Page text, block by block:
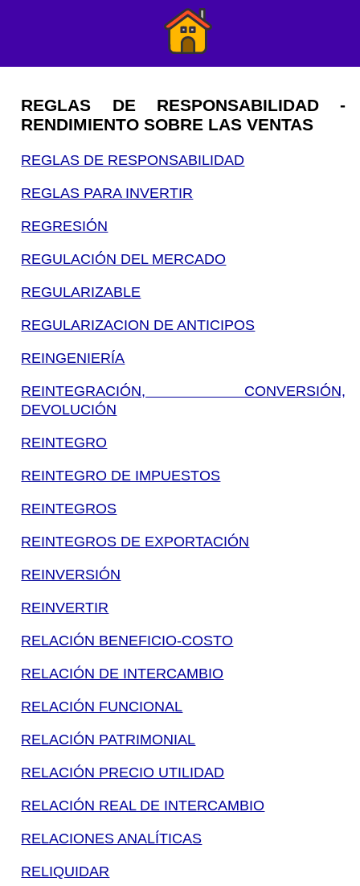
REGLAS DE RESPONSABILIDAD -
RENDIMIENTO SOBRE LAS VENTAS
REGLAS DE RESPONSABILIDAD
REGLAS PARA INVERTIR
REGRESIÓN
REGULACIÓN DEL MERCADO
REGULARIZABLE
REGULARIZACION DE ANTICIPOS
REINGENIERÍA
REINTEGRACIÓN, CONVERSIÓN,
DEVOLUCIÓN
REINTEGRO
REINTEGRO DE IMPUESTOS
REINTEGROS
REINTEGROS DE EXPORTACIÓN
REINVERSIÓN
REINVERTIR
RELACIÓN BENEFICIO-COSTO
RELACIÓN DE INTERCAMBIO
RELACIÓN FUNCIONAL
RELACIÓN PATRIMONIAL
RELACIÓN PRECIO UTILIDAD
RELACIÓN REAL DE INTERCAMBIO
RELACIONES ANALÍTICAS
RELIQUIDAR